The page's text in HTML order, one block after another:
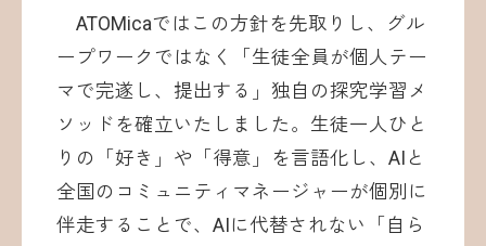
ATOMicaではこの方針を先取りし、グル
ープワークではなく「生徒全員が個人テー
マで完遂し、提出する」独自の探究学習メ
ソッドを確立いたしました。生徒一人ひと
りの「好き」や「得意」を言語化し、AIと
全国のコミュニティマネージャーが個別に
伴走することで、AIに代替されない「自ら